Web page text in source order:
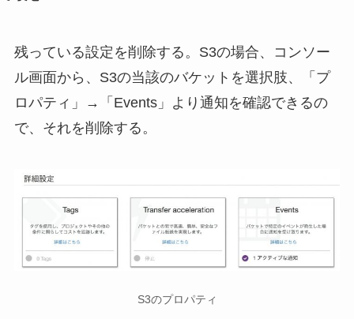
残っている設定を削除する。S3の場合、コンソー
ル画面から、S3の当該のバケットを選択肢、「プ
ロパティ」→「Events」より通知を確認できるの
で、それを削除する。
S3のプロパティ